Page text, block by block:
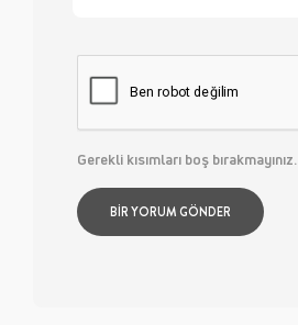
Gerekli kısımları boş bırakmayınız.